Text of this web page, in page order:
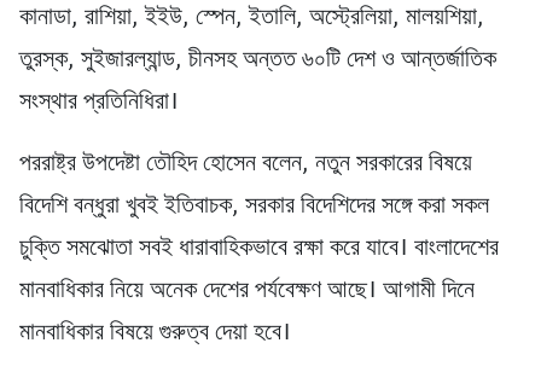
কানাডা, রাশিয়া, ইইউ, স্পেন, ইতালি, অস্ট্রেলিয়া, মালয়শিয়া,
তুরস্ক, সুইজারল্যান্ড, চীনসহ অন্তত ৬০টি দেশ ও আন্তর্জাতিক
সংস্থার প্রতিনিধিরা।
পররাষ্ট্র উপদেষ্টা তৌহিদ হোসেন বলেন, নতুন সরকারের বিষয়ে
বিদেশি বন্ধুরা খুবই ইতিবাচক, সরকার বিদেশিদের সঙ্গে করা সকল
চুক্তি সমঝোতা সবই ধারাবাহিকভাবে রক্ষা করে যাবে। বাংলাদেশের
মানবাধিকার নিয়ে অনেক দেশের পর্যবেক্ষণ আছে। আগামী দিনে
মানবাধিকার বিষয়ে গুরুত্ব দেয়া হবে।